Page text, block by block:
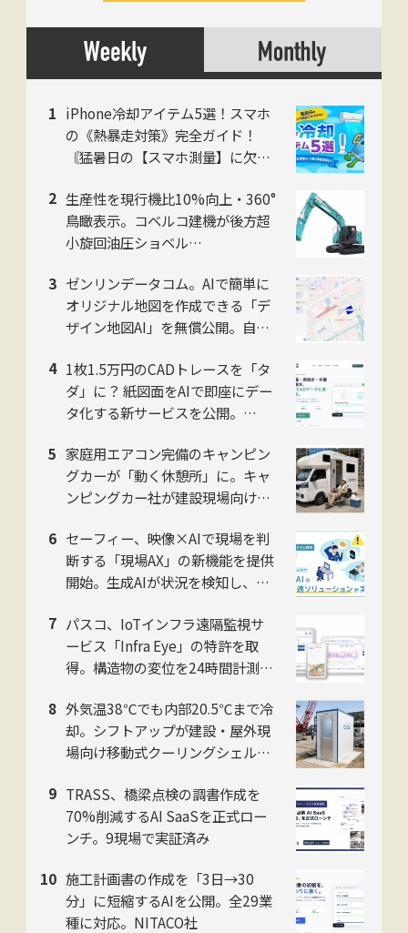
iPhone冷却アイテム5選！スマホ
の《熱暴走対策》完全ガイド！
〘猛暑日の【スマホ測量】に欠か
生産性を現行機比10%向上・360°
鳥瞰表示。コベルコ建機が後方超
小旋回油圧ショベル
売開始
ゼンリンデータコム。AIで簡単に
オリジナル地図を作成できる「デ
ザイン地図AI」を無償公開。自然
1枚1.5万円のCADトレースを「タ
ダ」に？ 紙図面をAIで即座にデー
タ化する新サービスを公開。
家庭用エアコン完備のキャンピン
グカーが「動く休憩所」に。キャ
ンピングカー社が建設現場向け法
セーフィー、映像×AIで現場を判
断する「現場AX」の新機能を提供
開始。生成AIが状況を検知し、過
パスコ、IoTインフラ遠隔監視サ
ービス「Infra Eye」の特許を取
得。構造物の変位を24時間計測
消
外気温38℃でも内部20.5℃まで冷
却。シフトアップが建設・屋外現
場向け移動式クーリングシェルタ
ルを提供開始
TRASS、橋梁点検の調書作成を
70%削減するAI SaaSを正式ロー
ンチ。9現場で実証済み
施工計画書の作成を「3日→30
分」に短縮するAIを公開。全29業
種に対応。NITACO社